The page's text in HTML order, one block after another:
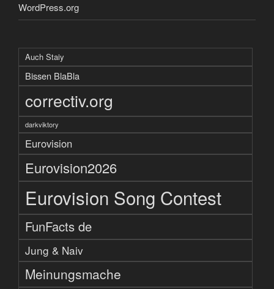
WordPress.org
Auch Staiy
Bissen BlaBla
correctiv.org
darkviktory
Eurovision
Eurovision2026
Eurovision Song Contest
FunFacts de
Jung & Naiv
Meinungsmache